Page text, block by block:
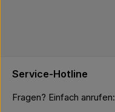
Service-Hotline
Fragen? Einfach anrufen: